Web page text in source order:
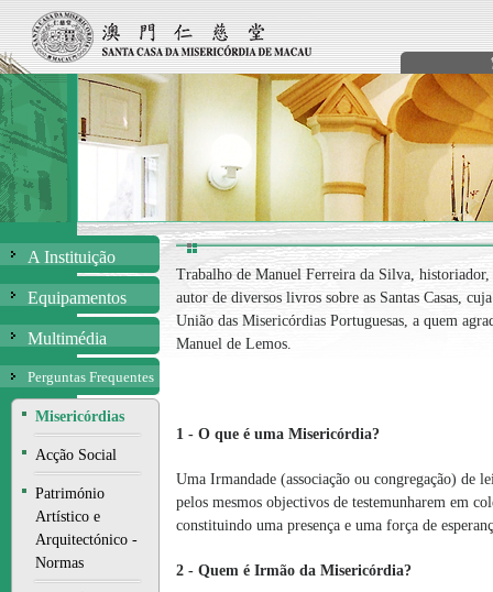
A Instituição
Equipamentos
Multimédia
Perguntas Frequentes
Misericórdias
Acção Social
Património
Artístico e
Arquitectónico -
Normas
Trabalho de Manuel Ferreira da Silva,
autor de diversos livros sobre as Santas Casas,
União das Misericórdias Portuguesas, a quem
Manuel de Lemos.
1 - O que é uma Misericórdia?
Uma Irmandade (associação ou congregação) de
pelos mesmos objectivos de testemunharem em
constituindo uma presença e uma força de
2 - Quem é Irmão da Misericórdia?